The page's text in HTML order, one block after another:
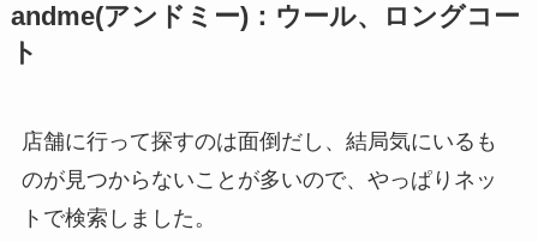
andme(アンドミー)：ウール、ロングコー
ト
店舗に行って探すのは面倒だし、結局気にいるも
のが見つからないことが多いので、やっぱりネッ
トで検索しました。